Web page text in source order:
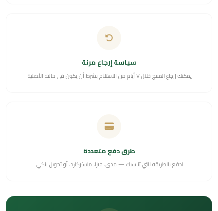
سياسة إرجاع مرنة
يمكنك إرجاع المنتج خلال ٧ أيام من الاستلام بشرط أن يكون في حالته الأصلية.
طرق دفع متعددة
ادفع بالطريقة التي تناسبك — مدى، فيزا، ماستركارد، أو تحويل بنكي.